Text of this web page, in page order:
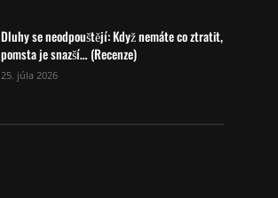
Dluhy se neodpouštějí: Když nemáte co ztratit,
pomsta je snazší… (Recenze)
25. júla 2026